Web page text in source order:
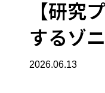
【研究
するゾ
2026.06.13